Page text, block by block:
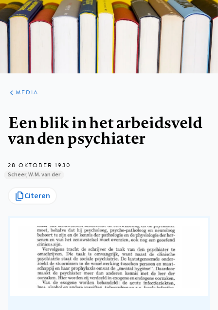
ARTIKELEN
VARIA
MEDIA
Een blik in het arbeidsveld
van den psychiater
28 OKTOBER 1930
Scheer, W.M. van der
Citeren